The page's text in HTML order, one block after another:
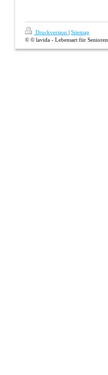
Druckversion | Sitemap
© © lavida - Lebensart für Senioren